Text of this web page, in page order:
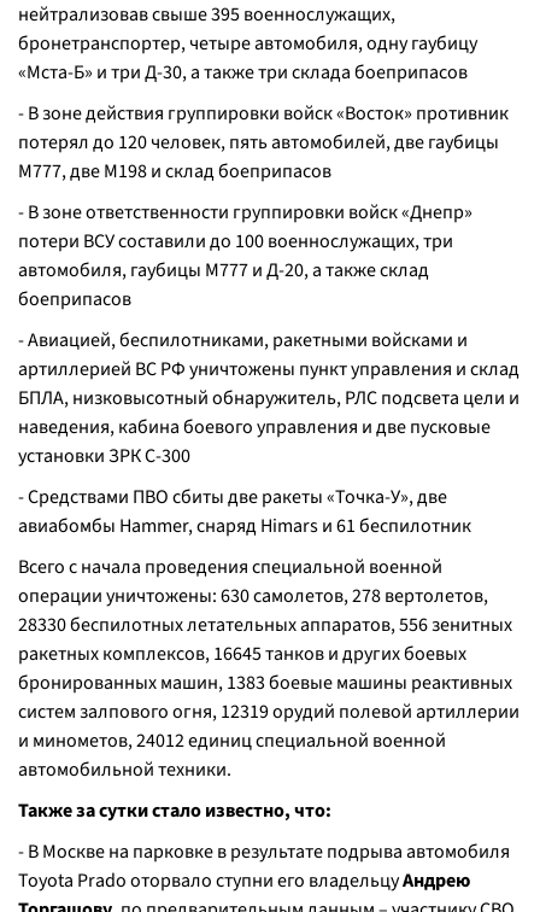
нейтрализовав свыше 395 военнослужащих,
бронетранспортер, четыре автомобиля, одну гаубицу
«Мста-Б» и три Д-30, а также три склада боеприпасов
- В зоне действия группировки войск «Восток» противник
потерял до 120 человек, пять автомобилей, две гаубицы
М777, две М198 и склад боеприпасов
- В зоне ответственности группировки войск «Днепр»
потери ВСУ составили до 100 военнослужащих, три
автомобиля, гаубицы М777 и Д-20, а также склад
боеприпасов
- Авиацией, беспилотниками, ракетными войсками и
артиллерией ВС РФ уничтожены пункт управления и склад
БПЛА, низковысотный обнаружитель, РЛС подсвета цели и
наведения, кабина боевого управления и две пусковые
установки ЗРК С-300
- Средствами ПВО сбиты две ракеты «Точка-У», две
авиабомбы Hammer, снаряд Himars и 61 беспилотник
Всего с начала проведения специальной военной
операции уничтожены: 630 самолетов, 278 вертолетов,
28330 беспилотных летательных аппаратов, 556 зенитных
ракетных комплексов, 16645 танков и других боевых
бронированных машин, 1383 боевые машины реактивных
систем залпового огня, 12319 орудий полевой артиллерии
и минометов, 24012 единиц специальной военной
автомобильной техники.
Также за сутки стало известно, что:
- В Москве на парковке в результате подрыва автомобиля
Toyota Prado оторвало ступни его владельцуАндрею